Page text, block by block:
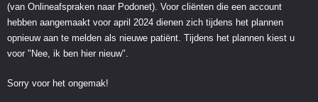
(van Onlineafspraken naar Podonet). Voor cliënten die een account
hebben aangemaakt voor april 2024 dienen zich tijdens het plannen
opnieuw aan te melden als nieuwe patiënt. Tijdens het plannen kiest u
voor "Nee, ik ben hier nieuw".
Sorry voor het ongemak!